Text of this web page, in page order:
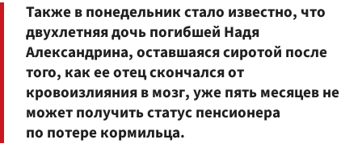
Также в понедельник стало известно, что
двухлетняя дочь погибшей Надя
Александрина, оставшаяся сиротой после
того, как ее отец скончался от
кровоизлияния в мозг, уже пять месяцев не
может получить статус пенсионера
по потере кормильца.